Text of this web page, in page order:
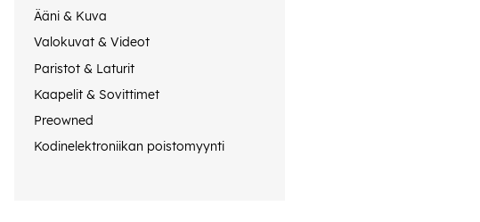
Ääni & Kuva
Valokuvat & Videot
Paristot & Laturit
Kaapelit & Sovittimet
Preowned
Kodinelektroniikan poistomyynti